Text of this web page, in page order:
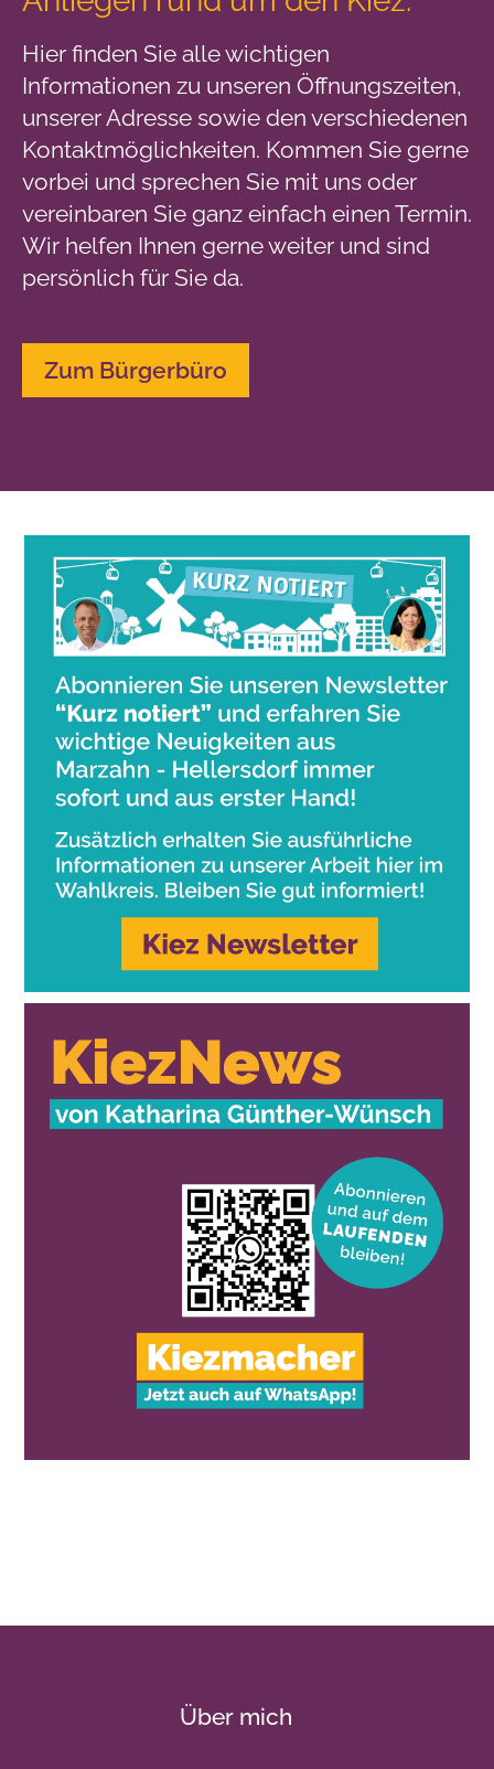
Hier finden Sie alle wichtigen
Informationen zu unseren Öffnungszeiten,
unserer Adresse sowie den verschiedenen
Kontaktmöglichkeiten. Kommen Sie gerne
vorbei und sprechen Sie mit uns oder
vereinbaren Sie ganz einfach einen Termin.
Wir helfen Ihnen gerne weiter und sind
persönlich für Sie da.
Zum Bürgerbüro
Über mich